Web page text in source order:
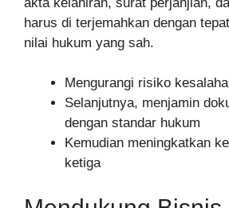
harus di terjemahkan dengan
nilai hukum yang sah.
Mengurangi risiko
Selanjutnya, menjamin
dengan standar hukum
Kemudian meningkatkan
ketiga